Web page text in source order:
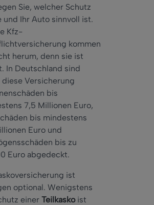
Sie, welcher Schutz
und Ihr Auto sinnvoll ist.
Kfz-
kommen
herum, denn sie ist
In Deutschland sind
Versicherung
bis
7,5 Millionen Euro,
bis mindestens
Euro und
bis zu
Euro abgedeckt.
ist
optional. Wenigstens
einer Teilkaskoist